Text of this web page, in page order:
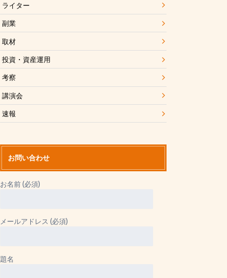
ライター
副業
取材
投資・資産運用
考察
講演会
速報
お問い合わせ
お名前 (必須)
メールアドレス (必須)
題名